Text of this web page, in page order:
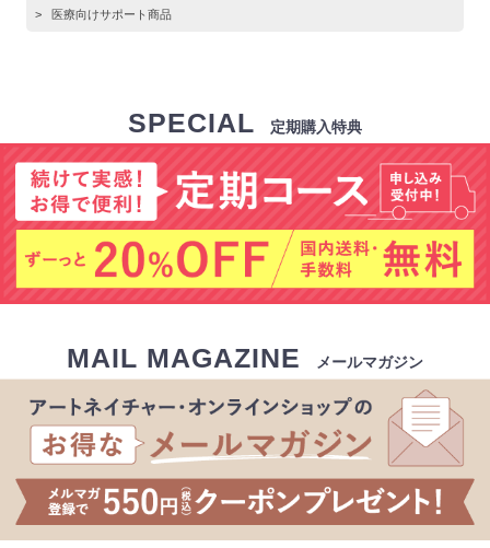
>
医療向けサポート商品
SPECIAL 定期購入特典
MAIL MAGAZINE メールマガジン